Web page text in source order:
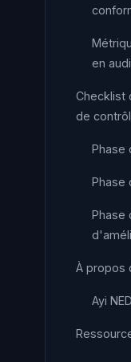
en
Checklist
de
Phase
Phase
Phase
À propos
Ayi